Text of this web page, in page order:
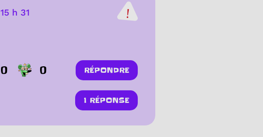
15 h 31
0 0 RÉPONDRE
1 RÉPONSE